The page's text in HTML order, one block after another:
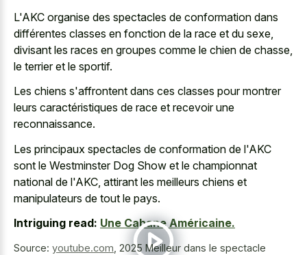
L'AKC organise des spectacles de conformation dans
différentes classes en fonction de la race et du sexe,
divisant les races en groupes comme le chien de chasse,
le terrier et le sportif.
Les chiens s'affrontent dans ces classes pour montrer
leurs caractéristiques de race et recevoir une
reconnaissance.
Les principaux spectacles de conformation de l'AKC
sont le Westminster Dog Show et le championnat
national de l'AKC, attirant les meilleurs chiens et
manipulateurs de tout le pays.
Intriguing read: Une Cabane Américaine.
Source: youtube.com 2025 Meilleur dans le spectacle